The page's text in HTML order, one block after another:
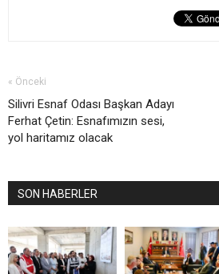
« Önceki
Silivri Esnaf Odası Başkan Adayı
Ferhat Çetin: Esnafımızın sesi,
yol haritamız olacak
SON HABERLER